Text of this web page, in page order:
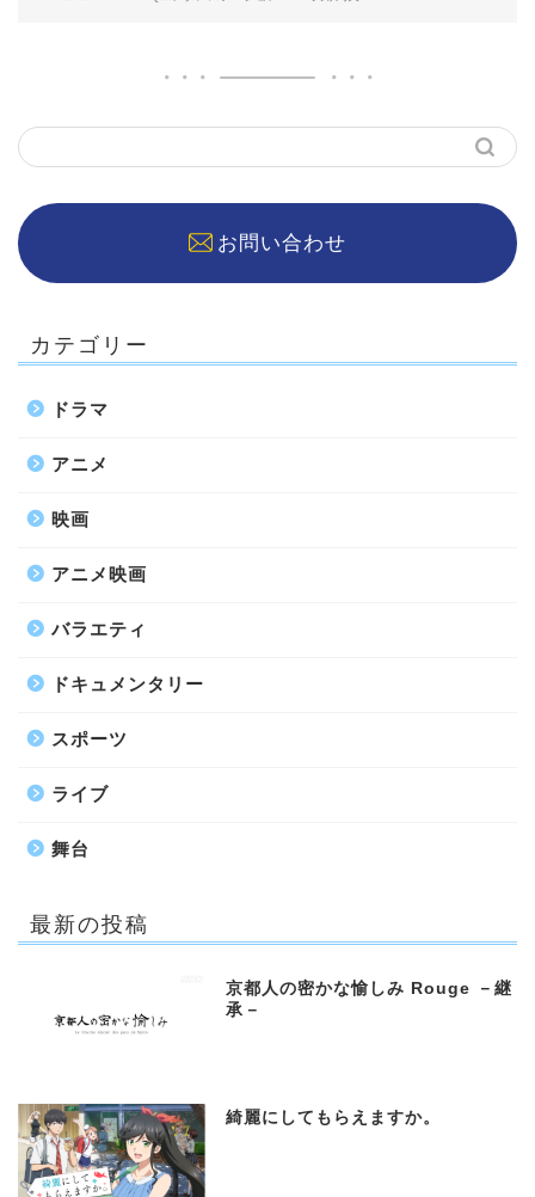
お問い合わせ
カテゴリー
ドラマ
アニメ
映画
アニメ映画
バラエティ
ドキュメンタリー
スポーツ
ライブ
舞台
最新の投稿
京都人の密かな愉しみ Rouge －継
承－
綺麗にしてもらえますか。